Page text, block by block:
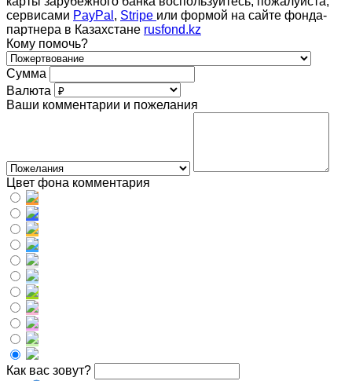
сервисами PayPal , Stripe или формой на сайте фонда-
партнера в Казахстане rusfond.kz
Кому помочь?
Сумма
Валюта
Ваши комментарии и пожелания
Цвет фона комментария
Как вас зовут?